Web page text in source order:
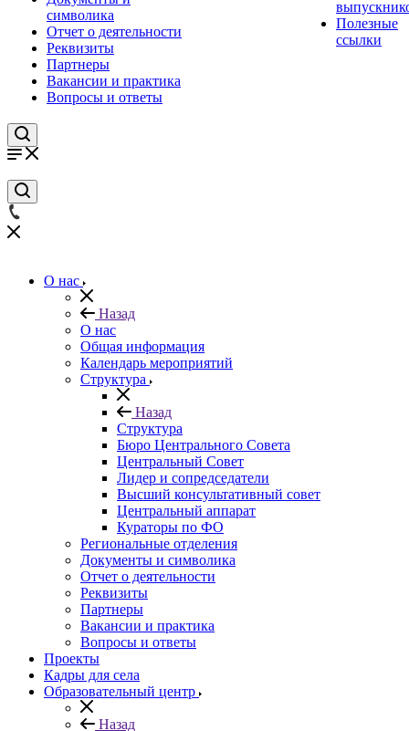
символика
Отчет о деятельности
Реквизиты
Партнеры
Вакансии и практика
Вопросы и ответы
Полезные
ссылки
О нас
Назад
О нас
Общая информация
Календарь мероприятий
Структура
Назад
Структура
Бюро Центрального Совета
Центральный Совет
Лидер и сопредседатели
Высший консультативный совет
Центральный аппарат
Кураторы по ФО
Региональные отделения
Документы и символика
Отчет о деятельности
Реквизиты
Партнеры
Вакансии и практика
Вопросы и ответы
Проекты
Кадры для села
Образовательный центр
Назад